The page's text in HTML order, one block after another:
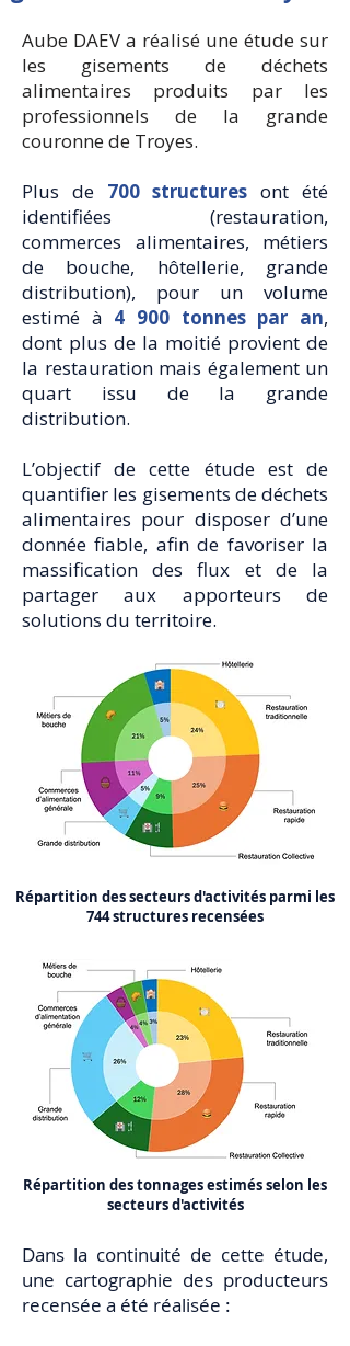
Aube DAEV a réalisé une étude sur
les gisements de déchets
alimentaires produits par les
professionnels de la grande
couronne de Troyes.
Plus de 700 structures ont été
identifiées (restauration,
commerces alimentaires, métiers
de bouche, hôtellerie, grande
distribution), pour un volume
estimé à 4 900 tonnes par an,
dont plus de la moitié provient de
la restauration mais également un
quart issu de la grande
distribution.
L’objectif de cette étude est de
quantifier les gisements de déchets
alimentaires pour disposer d’une
donnée fiable, afin de favoriser la
massification des flux et de la
partager aux apporteurs de
solutions du territoire.
Répartition des secteurs d'activités parmi les
744 structures recensées
Répartition des tonnages estimés selon les
secteurs d'activités
Dans la continuité de cette étude,
une cartographie des producteurs
recensée a été réalisée :